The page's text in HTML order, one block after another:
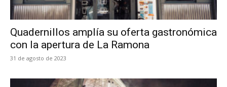
Quadernillos amplía su oferta gastronómica
con la apertura de La Ramona
31 de agosto de 2023